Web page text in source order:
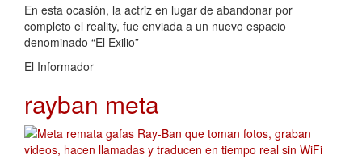
En esta ocasión, la actriz en lugar de abandonar por
completo el reality, fue enviada a un nuevo espacio
denominado “El Exilio”
El Informador
rayban meta